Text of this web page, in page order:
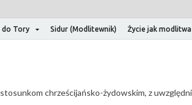
do Tory Sidur (Modlitewnik) Życie jak modlitwa
chrześcijańsko-żydowskim, z